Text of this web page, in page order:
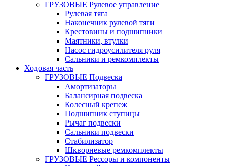
ГРУЗОВЫЕ Рулевое управление
Рулевая тяга
Наконечник рулевой тяги
Крестовины и подшипники
Маятники, втулки
Насос гидроусилителя руля
Сальники и ремкомплекты
Ходовая часть
ГРУЗОВЫЕ Подвеска
Амортизаторы
Балансирная подвеска
Колесный крепеж
Подшипник ступицы
Рычаг подвески
Сальники подвески
Стабилизатор
Шкворневые ремкомплекты
ГРУЗОВЫЕ Рессоры и компоненты